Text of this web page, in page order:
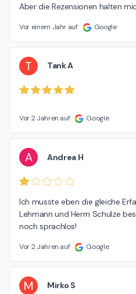
Aber die Rezensionen halten
Vor einem Jahr auf Google
T Tank A
Vor 2 Jahren auf Google
A Andrea H
Ich musste eben die gleiche
Lehmann und Herrn Schulze
noch sprachlos!
Vor 2 Jahren auf Google
M Mirko S